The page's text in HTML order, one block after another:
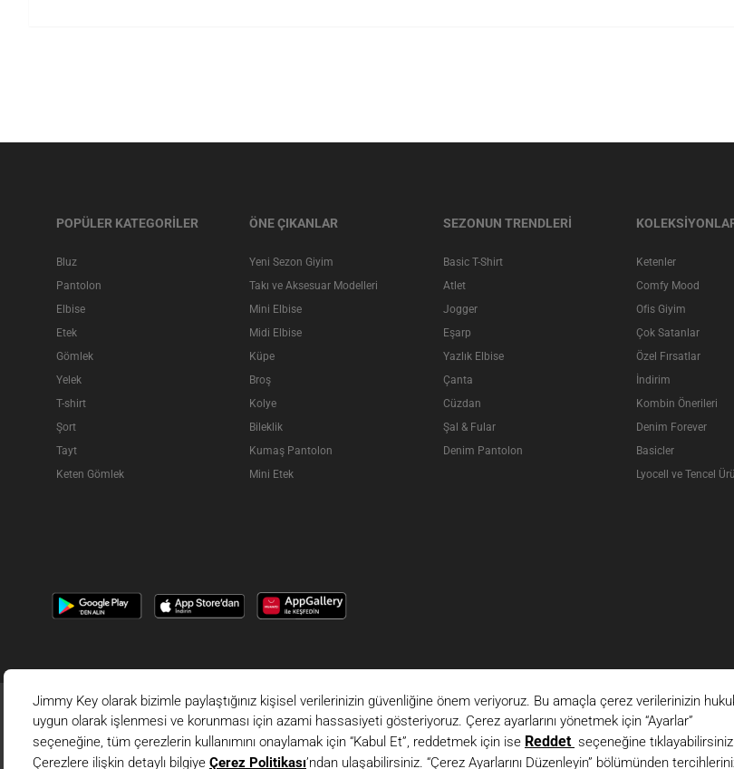
POPÜLER KATEGORİLER
Bluz
Pantolon
Elbise
Etek
Gömlek
Yelek
T-shirt
Şort
Tayt
Keten Gömlek
ÖNE ÇIKANLAR
Yeni Sezon Giyim
Takı ve Aksesuar Modelleri
Mini Elbise
Midi Elbise
Küpe
Broş
Kolye
Bileklik
Kumaş Pantolon
Mini Etek
SEZONUN TRENDLERİ
Basic T-Shirt
Atlet
Jogger
Eşarp
Yazlık Elbise
Çanta
Cüzdan
Şal & Fular
Denim Pantolon
Ketenler
Comfy Mood
Ofis Giyim
Çok Satanlar
Özel Fırsatlar
İndirim
Kombin Önerileri
Denim Forever
Basicler
Lyocell ve Tencel